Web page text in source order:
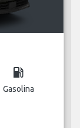
local_gas_station
Gasolina